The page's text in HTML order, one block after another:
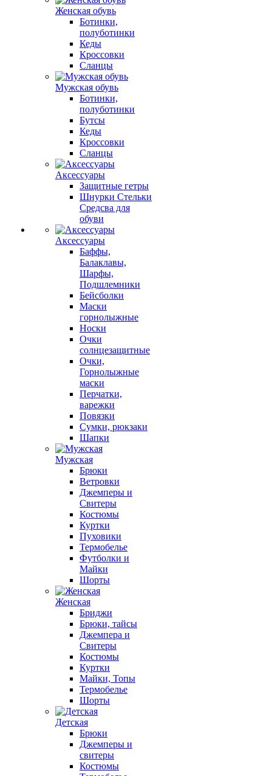
Женская обувь
Ботинки,
полуботинки
Кеды
Кроссовки
Сланцы
Мужская обувь
Ботинки,
полуботинки
Бутсы
Кеды
Кроссовки
Сланцы
Аксессуары
Защитные гетры
Шнурки Стельки
Средсва для
обуви
Аксессуары
Баффы,
Балаклавы,
Шарфы,
Подшлемники
Бейсболки
Маски
горнолыжные
Носки
Очки
солнцезащитные
Очки,
Горнолыжные
маски
Перчатки,
варежки
Повязки
Сумки, рюкзаки
Шапки
Мужская
Брюки
Ветровки
Джемперы и
Свитеры
Костюмы
Куртки
Пуховики
Термобелье
Футболки и
Майки
Шорты
Женская
Бриджи
Брюки, тайсы
Джемпера и
Свитеры
Костюмы
Куртки
Майки, Топы
Термобелье
Шорты
Детская
Брюки
Джемперы и
свитеры
Костюмы